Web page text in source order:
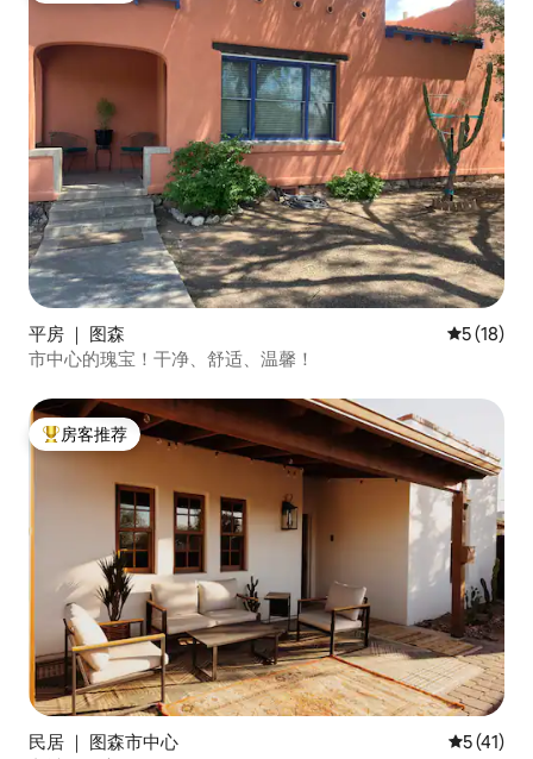
平房 ｜ 图森 平均评分
5 (18)
市中心的瑰宝！干净、舒适、温馨！
热门「房客推荐」
房客推荐
民居 ｜ 图森市中心 平均评分
5 (41)